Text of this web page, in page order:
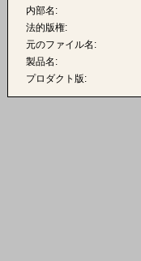
内部名:
法的版権:
元のファイル名:
製品名:
プロダクト版: